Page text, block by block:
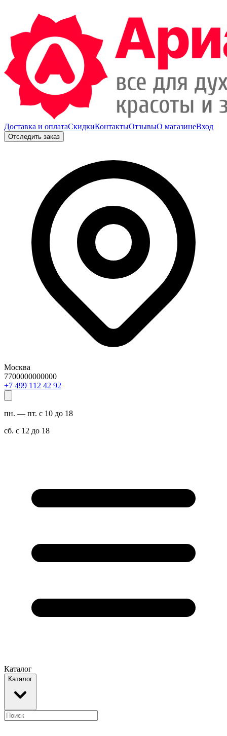
Доставка и оплатаСкидкиКонтактыОтзывыО магазинеВход
Отследить заказ
Москва
7700000000000
29 24 211 994 7+
пн. — пт. с 10 до 18
сб. с 12 до 18
Каталог
Каталог